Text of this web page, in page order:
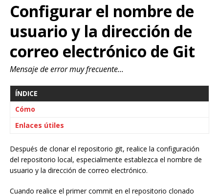
Configurar el nombre de
usuario y la dirección de
correo electrónico de Git
Mensaje de error muy frecuente...
ÍNDICE
Cómo
Enlaces útiles
Después de clonar el repositorio git, realice la configuración
del repositorio local, especialmente establezca el nombre de
usuario y la dirección de correo electrónico.
Cuando realice el primer commit en el repositorio clonado